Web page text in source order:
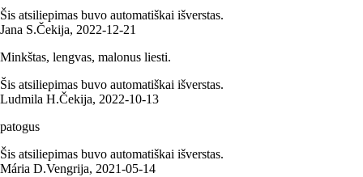
Šis atsiliepimas buvo automatiškai išverstas.
Jana S.Čekija, 2022‑12‑21
Minkštas, lengvas, malonus liesti.
Šis atsiliepimas buvo automatiškai išverstas.
Ludmila H.Čekija, 2022‑10‑13
patogus
Šis atsiliepimas buvo automatiškai išverstas.
Mária D.Vengrija, 2021‑05‑14